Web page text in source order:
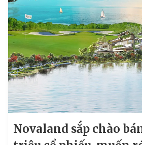
Novaland sắp chào